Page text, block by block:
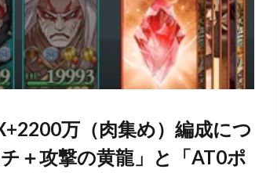
万（肉集め）編成につ
＋攻撃の黄龍」と「AT0ポ